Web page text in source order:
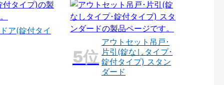
ア(錠付タイ
アウトセット吊戸･
片引(錠なしタイプ･
錠付タイプ) スタン
ダード